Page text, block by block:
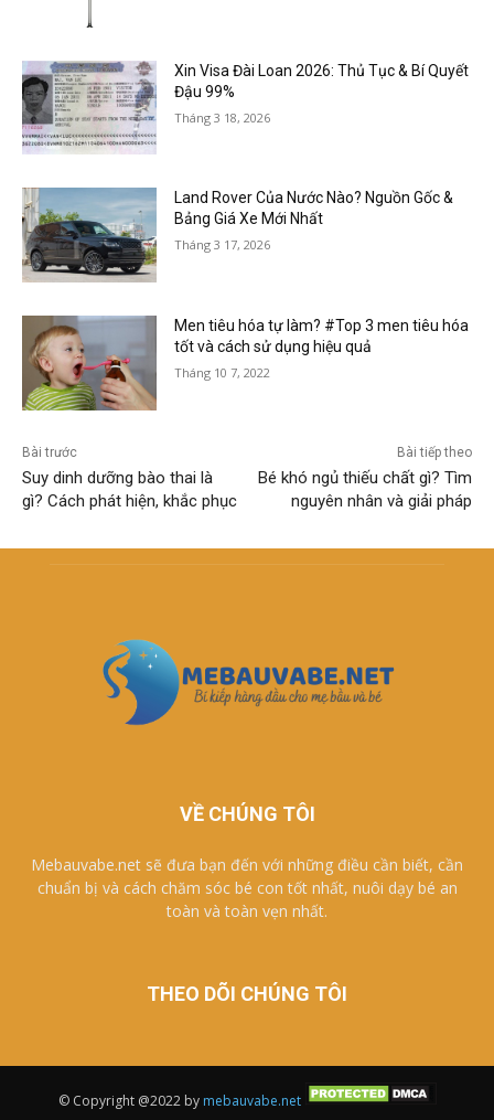
Xin Visa Đài Loan 2026: Thủ Tục & Bí Quyết
Đậu 99%
Tháng 3 18, 2026
Land Rover Của Nước Nào? Nguồn Gốc &
Bảng Giá Xe Mới Nhất
Tháng 3 17, 2026
Men tiêu hóa tự làm? #Top 3 men tiêu hóa
tốt và cách sử dụng hiệu quả
Tháng 10 7, 2022
Bài trước
Suy dinh dưỡng bào thai là
gì? Cách phát hiện, khắc phục
Bài tiếp theo
Bé khó ngủ thiếu chất gì? Tìm
nguyên nhân và giải pháp
VỀ CHÚNG TÔI
Mebauvabe.net sẽ đưa bạn đến với những điều cần biết, cần
chuẩn bị và cách chăm sóc bé con tốt nhất, nuôi dạy bé an
toàn và toàn vẹn nhất.
THEO DÕI CHÚNG TÔI
© Copyright @2022 by mebauvabe.net